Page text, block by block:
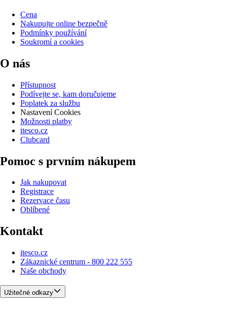
Cena
Nakupujte online bezpečně
Podmínky používání
Soukromí a cookies
O nás
Přístupnost
Podívejte se, kam doručujeme
Poplatek za službu
Nastavení Cookies
Možnosti platby
itesco.cz
Clubcard
Pomoc s prvním nákupem
Jak nakupovat
Registrace
Rezervace času
Oblíbené
Kontakt
itesco.cz
Zákaznické centrum - 800 222 555
Naše obchody
Užitečné odkazy